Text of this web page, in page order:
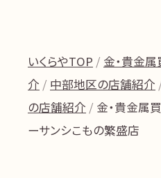
いくらやTOP 金・貴金
介
中部地区の店舗紹介
の店舗紹介
金・貴金属
ーサンシこもの繁盛店